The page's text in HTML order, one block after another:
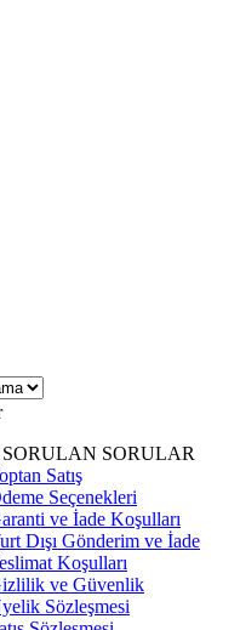
SORULAR
Satış
Seçenekleri
ve İade Koşulları
Dışı Gönderim ve İade
Koşulları
ve Güvenlik
Sözleşmesi